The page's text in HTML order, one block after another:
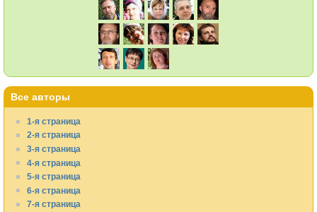
Все авторы
1-я страница
2-я страница
3-я страница
4-я страница
5-я страница
6-я страница
7-я страница